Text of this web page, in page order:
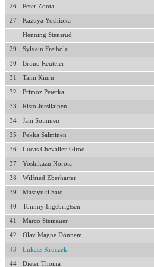
26 Peter Zonta
27 Kazuya Yoshioka
Henning Stensrud
29 Sylvain Freiholz
30 Bruno Reuteler
31 Tami Kiuru
32 Primoz Peterka
33 Risto Jussilainen
34 Jani Soininen
35 Pekka Salminen
36 Lucas Chevalier-Girod
37 Yoshikazu Norota
38 Wilfried Eberharter
39 Masayuki Sato
40 Tommy Ingebrigtsen
41 Marco Steinauer
42 Olav Magne Dönnem
43 Łukasz Kruczek
44 Dieter Thoma